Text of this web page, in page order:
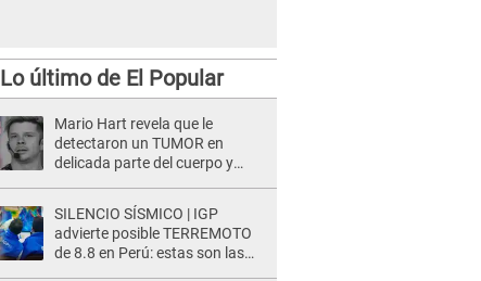
Lo último de El Popular
Mario Hart revela que le
detectaron un TUMOR en
delicada parte del cuerpo y
muy fuertes..."
SILENCIO SÍSMICO | IGP
advierte posible TERREMOTO
de 8.8 en Perú: estas son las